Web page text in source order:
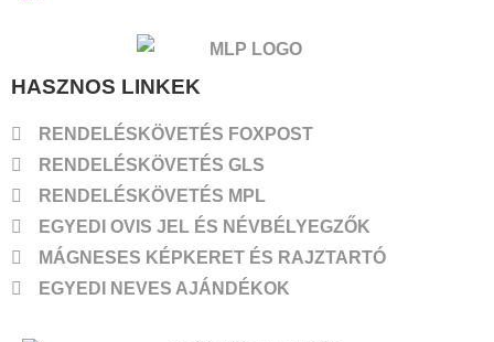
HASZNOS LINKEK
RENDELÉSKÖVETÉS FOXPOST
RENDELÉSKÖVETÉS GLS
RENDELÉSKÖVETÉS MPL
EGYEDI OVIS JEL ÉS NÉVBÉLYEGZŐK
MÁGNESES KÉPKERET ÉS RAJZTARTÓ
EGYEDI NEVES AJÁNDÉKOK